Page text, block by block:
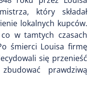
który składał
lokalnych kupców.
w tamtych czasach
śmierci Louisa firmę
się przenieść
prawdziwą